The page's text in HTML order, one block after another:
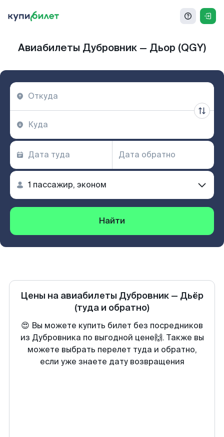
Авиабилеты Дубровник — Дьор (QGY)
Найти
Цены на авиабилеты Дубровник — Дьёр
(туда и обратно)
😍 Вы можете купить билет без посредников
из Дубровника по выгодной цене🙌. Также вы
можете выбрать перелет туда и обратно,
если уже знаете дату возвращения